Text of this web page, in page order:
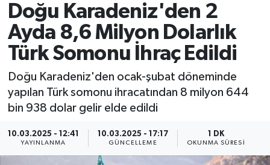
Doğu Karadeniz'den 2
Ayda 8,6 Milyon Dolarlık
Türk Somonu İhraç Edildi
Doğu Karadeniz'den ocak-şubat döneminde
yapılan Türk somonu ihracatından 8 milyon 644
bin 938 dolar gelir elde edildi
10.03.2025 - 12:41
YAYINLANMA
10.03.2025 - 17:17
GÜNCELLEME
1 DK
OKUNMA SÜRESI